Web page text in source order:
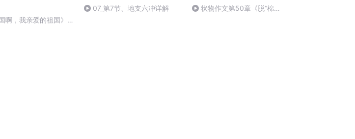
国啊，我亲爱的祖国》温
07_第7节、地支六冲详解
状物作文第50章《脱“棉